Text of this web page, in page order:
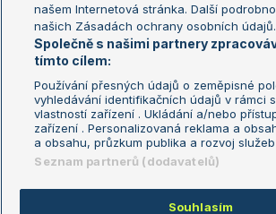
Livesport Daily
LS Prague Open
Podmínky užití
Nastavení
GDPR a žurnalistika
Reklama
Kontakt
Informace o
údajů
našem Internetová stránka. Další
našich Zásadách ochrany osobních údajů.
Společně s našimi partnery
tímto cílem:
Používání přesných údajů o zeměpisné
vyhledávání identifikačních údajů v rámci
vlastností zařízení . Ukládání a/nebo
zařízení . Personalizovaná reklama a
a obsahu, průzkum publika a rozvoj služeb
Seznam partnerů (dodavatelů)
Souhlasím